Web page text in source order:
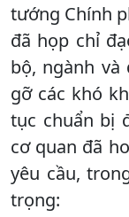
tướng Chính
đã họp chỉ
bộ, ngành
gỡ các khó
tục chuẩn bị
cơ quan đã
yêu cầu,
trọng: